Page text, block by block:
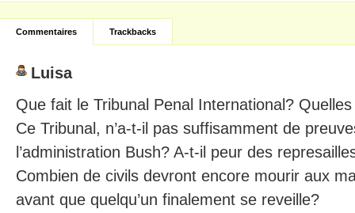
Commentaires Trackbacks
Luisa
Que fait le Tribunal Penal International?
Ce Tribunal, n’a-t-il pas suffisamment de
l’administration Bush? A-t-il peur des
Combien de civils devront encore mourir aux
avant que quelqu’un finalement se reveille?